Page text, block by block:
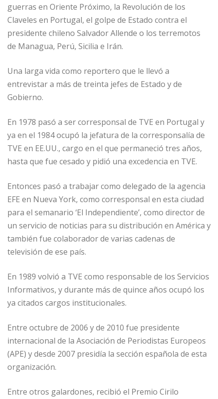
guerras en Oriente Próximo, la Revolución de los
Claveles en Portugal, el golpe de Estado contra el
presidente chileno Salvador Allende o los terremotos
de Managua, Perú, Sicilia e Irán.
Una larga vida como reportero que le llevó a
entrevistar a más de treinta jefes de Estado y de
Gobierno.
En 1978 pasó a ser corresponsal de TVE en Portugal y
ya en el 1984 ocupó la jefatura de la corresponsalía de
TVE en EE.UU., cargo en el que permaneció tres años,
hasta que fue cesado y pidió una excedencia en TVE.
Entonces pasó a trabajar como delegado de la agencia
EFE en Nueva York, como corresponsal en esta ciudad
para el semanario ‘El Independiente’, como director de
un servicio de noticias para su distribución en América y
también fue colaborador de varias cadenas de
televisión de ese país.
En 1989 volvió a TVE como responsable de los Servicios
Informativos, y durante más de quince años ocupó los
ya citados cargos institucionales.
Entre octubre de 2006 y de 2010 fue presidente
internacional de la Asociación de Periodistas Europeos
(APE) y desde 2007 presidía la sección española de esta
organización.
Entre otros galardones, recibió el Premio Cirilo